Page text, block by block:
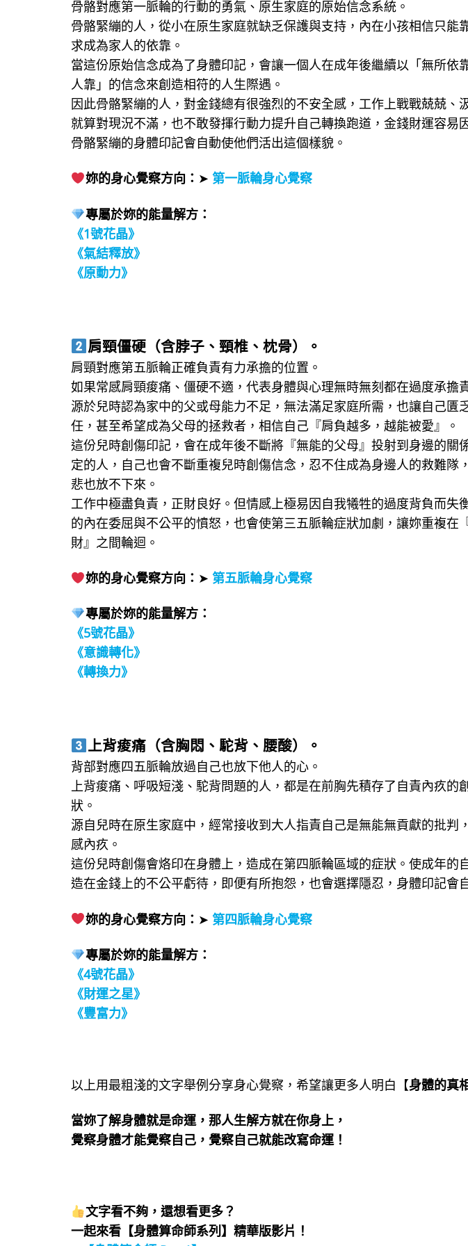
骨骼對應第一脈輪的行動的勇氣、原生家庭的原始信念系統。
骨骼緊繃的人，從小在原生家庭就缺乏保護與支持，內在小孩相信只能
求成為家人的依靠。
當這份原始信念成為了身體印記，會讓一個人在成年後繼續以「無所依
人靠」的信念來創造相符的人生際遇。
因此骨骼緊繃的人，對金錢總有很強烈的不安全感，工作上戰戰兢兢、
就算對現況不滿，也不敢發揮行動力提升自己轉換跑道，金錢財運容易
骨骼緊繃的身體印記會自動使他們活出這個樣貌。
妳的身心覺察方向： ➤ 第一脈輪身心覺察
專屬於妳的能量解方：
《1號花晶》
《氣結釋放》
《原動力》
肩頸僵硬（含脖子、頸椎、枕骨）。
肩頸對應第五脈輪正確負責有力承擔的位置。
如果常感肩頸痠痛、僵硬不適，代表身體與心理無時無刻都在過度承擔
源於兒時認為家中的父或母能力不足，無法滿足家庭所需，也讓自己匱
任，甚至希望成為父母的拯救者，相信自己『肩負越多，越能被愛』。
這份兒時創傷印記，會在成年後不斷將『無能的父母』投射到身邊的關
定的人，自己也會不斷重複兒時創傷信念，忍不住成為身邊人的救難隊
悲也放不下來。
工作中極盡負責，正財良好。但情感上極易因自我犧牲的過度背負而失
的內在委屈與不公平的憤怒，也會使第三五脈輪症狀加劇，讓妳重複在
財』之間輪迴。
妳的身心覺察方向： ➤ 第五脈輪身心覺察
專屬於妳的能量解方：
《5號花晶》
《意識轉化》
《轉換力》
上背痠痛（含胸悶、駝背、腰酸）。
背部對應四五脈輪放過自己也放下他人的心。
上背痠痛、呼吸短淺、駝背問題的人，都是在前胸先積存了自責內疚的
狀。
源自兒時在原生家庭中，經常接收到大人指責自己是無能無貢獻的批判
感內疚。
這份兒時創傷會烙印在身體上，造成在第四脈輪區域的症狀。使成年的
造在金錢上的不公平虧待，即便有所抱怨，也會選擇隱忍，身體印記會
妳的身心覺察方向： ➤ 第四脈輪身心覺察
專屬於妳的能量解方：
《4號花晶》
《財運之星》
《豐富力》
以上用最粗淺的文字舉例分享身心覺察，希望讓更多人明白【身體的真
當妳了解身體就是命運，那人生解方就在你身上，
覺察身體才能覺察自己，覺察自己就能改寫命運！
文字看不夠，還想看更多？
一起來看【身體算命師系列】精華版影片！